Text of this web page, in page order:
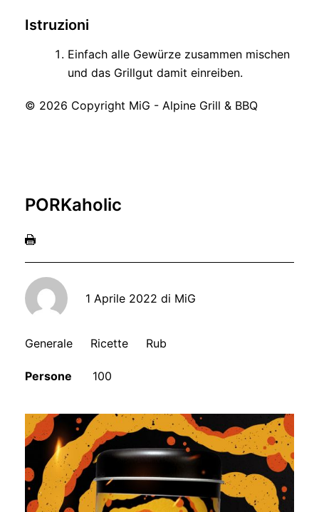
Istruzioni
Einfach alle Gewürze zusammen mischen
und das Grillgut damit einreiben.
© 2026 Copyright MiG - Alpine Grill & BBQ
PORKaholic
1 Aprile 2022 di MiG
Generale Ricette Rub
Persone 100